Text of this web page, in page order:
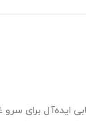
ایده‌آل برای سرو